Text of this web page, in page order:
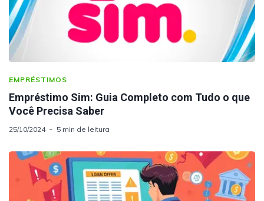
EMPRÉSTIMOS
Empréstimo Sim: Guia Completo com Tudo o que
Você Precisa Saber
25/10/2024 5 min de leitura